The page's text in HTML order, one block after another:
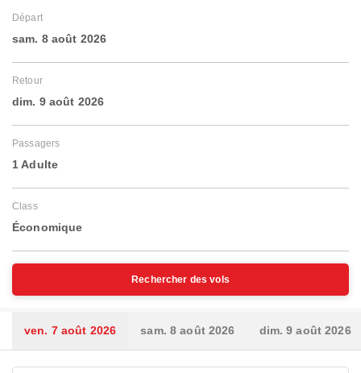
Départ
sam. 8 août 2026
Retour
dim. 9 août 2026
Passagers
1 Adulte
Class
Économique
Rechercher des vols
ven. 7 août 2026 sam. 8 août 2026 dim. 9 août 2026